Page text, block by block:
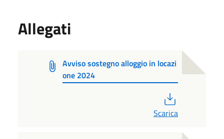
Allegati
Avviso sostegno alloggio in locazi
one 2024
Scarica